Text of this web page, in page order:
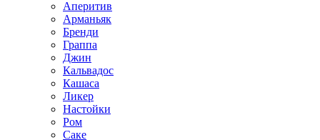
Аперитив
Арманьяк
Бренди
Граппа
Джин
Кальвадос
Кашаса
Ликер
Настойки
Ром
Саке